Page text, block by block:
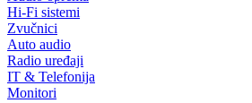
Hi-Fi sistemi
Zvučnici
Auto audio
Radio uređaji
IT & Telefonija
Monitori